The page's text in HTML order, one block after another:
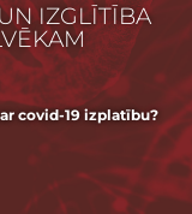
IZGLĪTĪBA
covid-19 izplatību?